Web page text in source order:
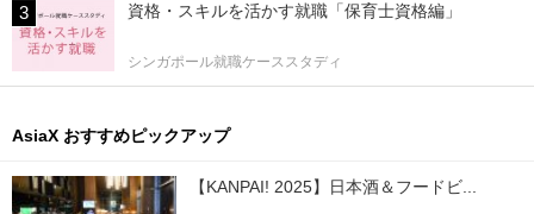
資格・スキルを活かす就職「保育士資格編」
シンガポール就職ケーススタディ
AsiaX おすすめピックアップ
【KANPAI! 2025】日本酒＆フードビ...